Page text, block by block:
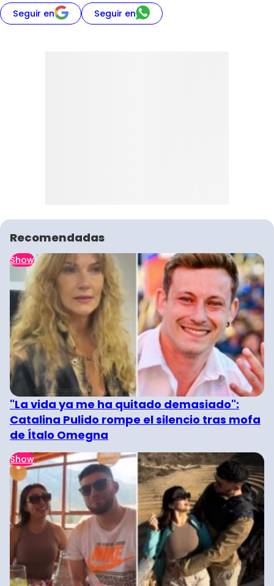
Seguir en Seguir en
Recomendadas
Show
"La vida ya me ha quitado demasiado":
Catalina Pulido rompe el silencio tras mofa
de Ítalo Omegna
Show